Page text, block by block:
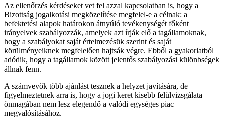
Az ellenőrzés kérdéseket vet fel azzal kapcsolatban is, hogy a
Bizottság jogalkotási megközelítése megfelel-e a célnak: a
befektetési alapok határokon átnyúló tevékenységét főként
irányelvek szabályozzák, amelyek azt írják elő a tagállamoknak,
hogy a szabályokat saját értelmezésük szerint és saját
körülményeiknek megfelelően hajtsák végre. Ebből a gyakorlatból
adódik, hogy a tagállamok között jelentős szabályozási különbségek
állnak fenn.
A számvevők több ajánlást tesznek a helyzet javítására, de
figyelmeztetnek arra is, hogy a jogi keret kisebb felülvizsgálata
önmagában nem lesz elegendő a valódi egységes piac
megvalósításához.